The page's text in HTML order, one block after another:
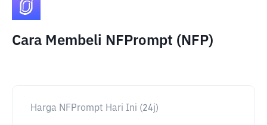
Cara Membeli NFPrompt (NFP)
Harga NFPrompt Hari Ini (24j)